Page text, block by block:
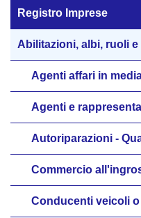
Registro Imprese
Abilitazioni, albi, ruoli
Agenti affari in
Agenti e
Autoriparazioni -
Commercio
Conducenti veicoli